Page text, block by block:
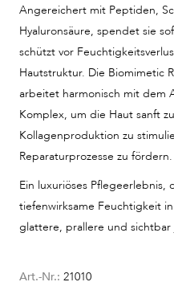
Angereichert mit Peptiden,
Hyaluronsäure, spendet sie
schützt vor
Hautstruktur. Die Biomimetic
arbeitet harmonisch mit dem
Komplex, um die Haut sanft
Kollagenproduktion zu
Reparaturprozesse zu fördern.
Ein luxuriöses Pflegeerlebnis,
tiefenwirksame Feuchtigkeit
glattere, prallere und
Art.-Nr.: 21010